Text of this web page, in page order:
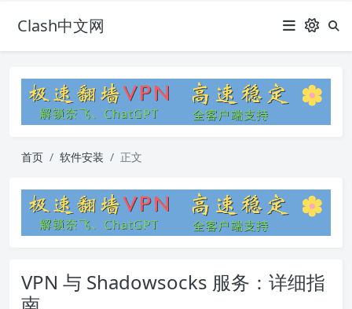
Clash中文网
首页 软件安装 正文
VPN 与 Shadowsocks 服务：详细指